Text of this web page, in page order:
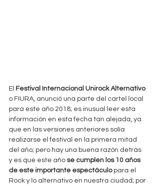
El Festival Internacional Unirock Alternativo
o FIURA, anunció una parte del cartel local
para este año 2018; es inusual leer esta
información en esta fecha tan alejada, ya
que en las versiones anteriores solía
realizarse el festival en la primera mitad
del año; pero hay una buena razón detrás
y es que este año se cumplen los 10 años
de este importante espectáculo para el
Rock y lo alternativo en nuestra ciudad; por